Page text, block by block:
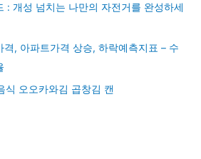
: 개성 넘치는 나만의 자전거를 완성하세
격, 아파트가격 상승, 하락예측지표 – 수
식 오오카와김 곱창김 캔